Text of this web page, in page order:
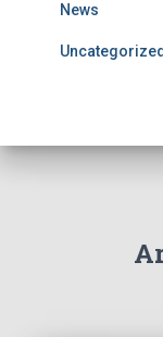
News
Uncategorized